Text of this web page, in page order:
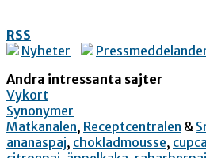
RSS
Nyheter
Andra intressanta sajter
Vykort
Synonymer
Matkanalen, Receptcentralen &
ananaspaj, chokladmousse,